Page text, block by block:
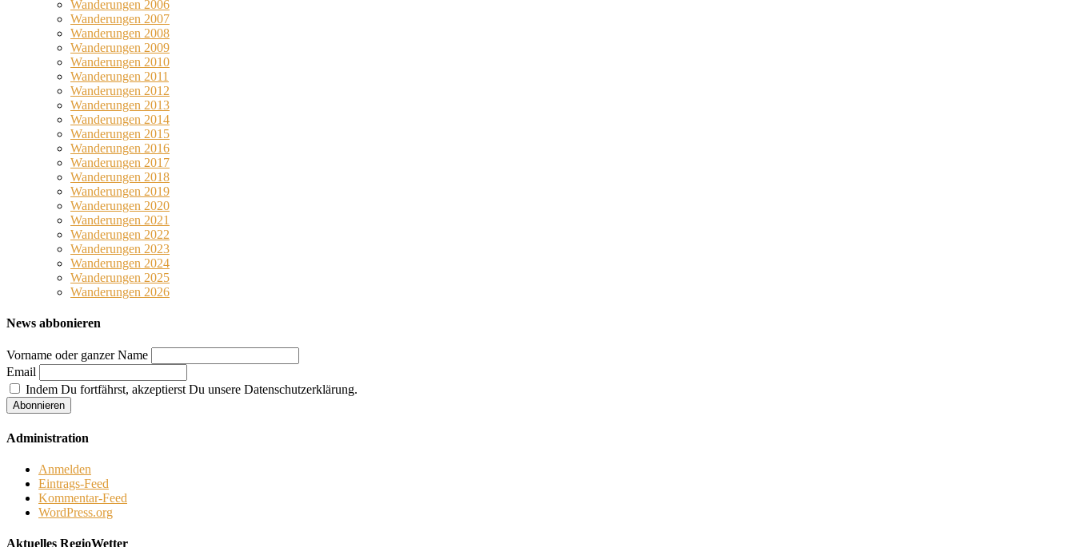
Wanderungen 2006
Wanderungen 2007
Wanderungen 2008
Wanderungen 2009
Wanderungen 2010
Wanderungen 2011
Wanderungen 2012
Wanderungen 2013
Wanderungen 2014
Wanderungen 2015
Wanderungen 2016
Wanderungen 2017
Wanderungen 2018
Wanderungen 2019
Wanderungen 2020
Wanderungen 2021
Wanderungen 2022
Wanderungen 2023
Wanderungen 2024
Wanderungen 2025
Wanderungen 2026
News abbonieren
Vorname oder ganzer Name
Email
Indem Du fortfährst, akzeptierst Du unsere Datenschutzerklärung.
Administration
Anmelden
Eintrags-Feed
Kommentar-Feed
WordPress.org
Aktuelles RegioWetter